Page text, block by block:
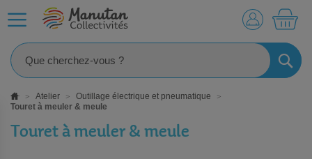
Atelier
Outillage électrique et pneumatique
Touret à meuler & meule
Touret à meuler & meule